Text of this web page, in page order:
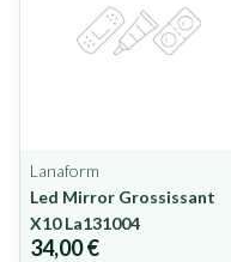
Lanaform
Led Mirror Grossissant
X10 La131004
34,00 €